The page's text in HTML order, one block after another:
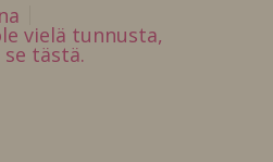
vielä tunnusta,
se tästä.